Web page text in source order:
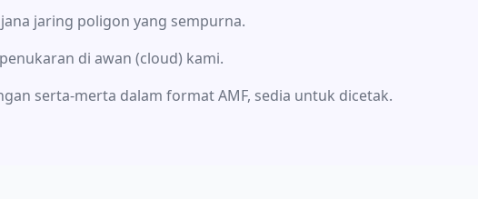
jaring poligon yang sempurna.
di awan (cloud) kami.
serta-merta dalam format AMF, sedia untuk dicetak.